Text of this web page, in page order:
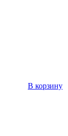
В корзину